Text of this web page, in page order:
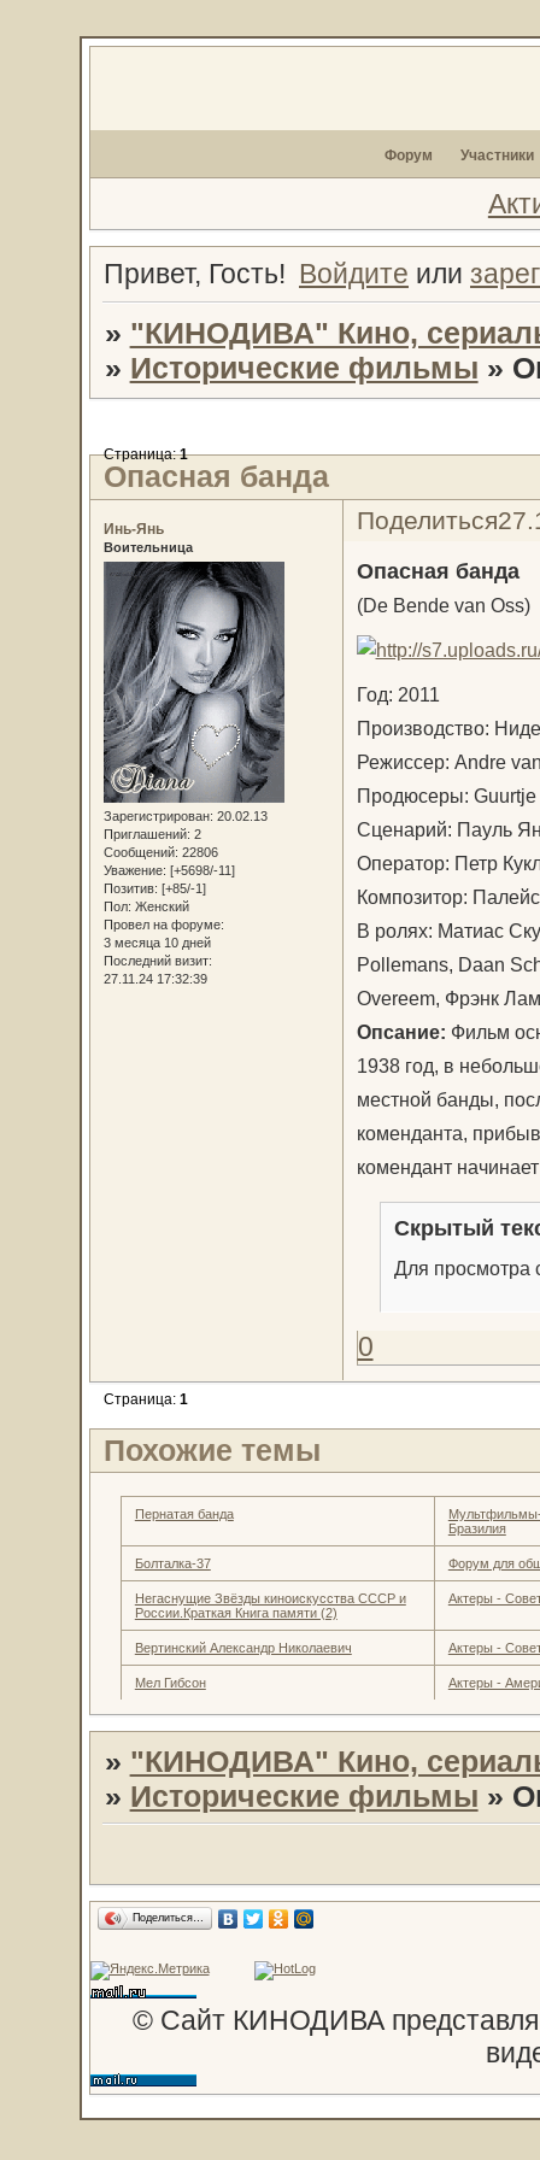
Форум Участники
Привет, Гость! Войдите или
» "КИНОДИВА" Кино,
» Исторические фильмы »
Опасная банда
Страница:1
Поделиться
Инь-Янь
Воительница
Зарегистрирован: 20.02.13
Приглашений: 2
Сообщений: 22806
Уважение: [+5698/-11]
Позитив: [+85/-1]
Пол: Женский
Провел на форуме:
3 месяца 10 дней
Последний визит:
27.11.24 17:32:39
Опасная банда
(De Bende van Oss)
Год: 2011
Производство:
Режиссер: Andre
Продюсеры:
Сценарий: Пауль
Оператор: Петр
Композитор:
В ролях: Матиас
Pollemans, Daan
Overeem, Фрэнк
Опсание: Фильм
1938 год, в
местной банды,
коменданта,
комендант
Скрытый
Для просмотра
0
Страница: 1
Похожие темы
Пернатая банда
Бразилия
Болталка-37 Форум для
Негаснущие Звёзды киноискусства СССР и
России.Краткая Книга памяти (2)
Актеры -
Вертинский Александр Николаевич Актеры -
Мел Гибсон Актеры -
» "КИНОДИВА" Кино,
» Исторические фильмы »
Поделиться…
© Сайт КИНОДИВА